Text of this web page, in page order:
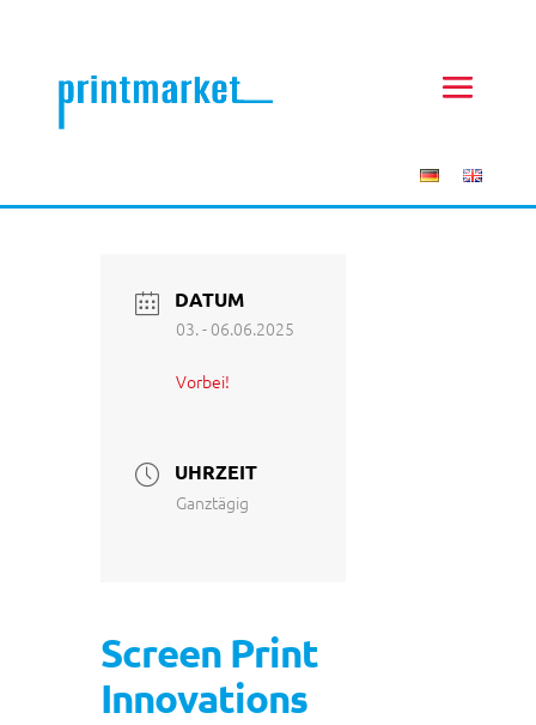
DATUM
03. - 06.06.2025
Vorbei!
UHRZEIT
Ganztägig
Screen Print
Innovations